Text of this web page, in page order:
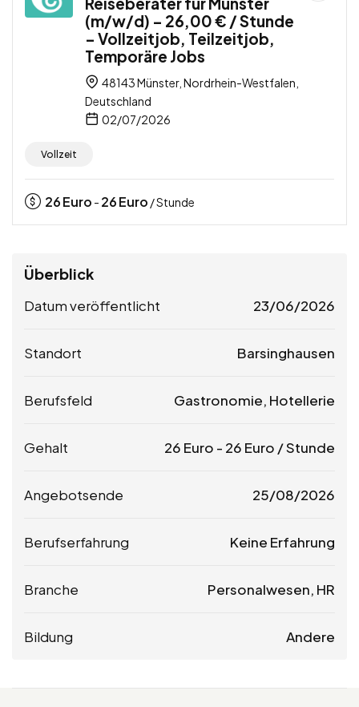
(m/w/d) – 26,00 € / Stunde
– Vollzeitjob, Teilzeitjob,
Temporäre Jobs
48143 Münster, Nordrhein-Westfalen,
Deutschland
02/07/2026
Vollzeit
26Euro - 26Euro / Stunde
Überblick
Datum veröffentlicht 23/06/2026
Standort Barsinghausen
Berufsfeld Gastronomie, Hotellerie
Gehalt 26 Euro - 26 Euro / Stunde
Angebotsende 25/08/2026
Berufserfahrung Keine Erfahrung
Branche Personalwesen, HR
Bildung Andere